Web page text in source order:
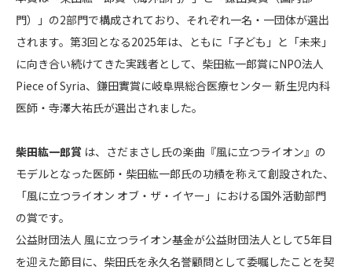
門）」の2部門で構成されており、それぞれ一名・一団体が選出
されます。第3回となる2025年は、ともに「子ども」と「未来」
に向き合い続けてきた実践者として、柴田紘一郎賞にNPO法人
Piece of Syria、鎌田實賞に岐阜県総合医療センター 新生児内科
医師・寺澤大祐氏が選出されました。
柴田紘一郎賞 は、さだまさし氏の楽曲『風に立つライオン』の
モデルとなった医師・柴田紘一郎氏の功績を称えて創設された、
「風に立つライオン オブ・ザ・イヤー」における国外活動部門
の賞です。
公益財団法人 風に立つライオン基金が公益財団法人として5年目
を迎えた節目に、柴田氏を永久名誉顧問として委嘱したことを契